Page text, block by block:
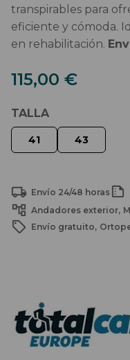
transpirables para
eficiente y cómoda.
en rehabilitación.
115,00 €
TALLA
Envío 24/48 horas
Andadores exterior
Envío gratuito